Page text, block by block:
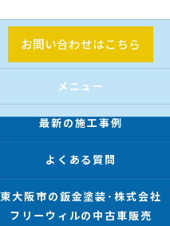
お問い合わせはこちら
メニュー
最新の施工事例
よくある質問
東大阪市の鈑金塗装･株式会社
フリーウィルの中古車販売